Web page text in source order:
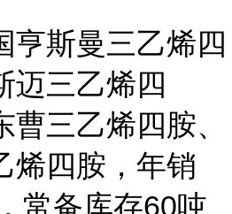
亨斯曼三乙烯四
迈三乙烯四
三乙烯四胺、
烯四胺，年销
常备库存60吨